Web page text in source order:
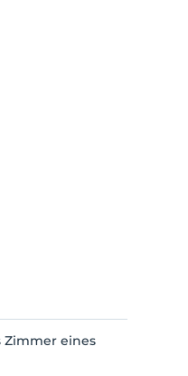
Zimmer eines